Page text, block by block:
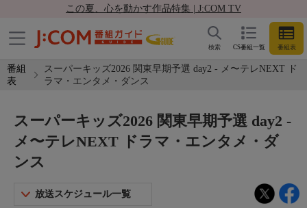
この夏、心を動かす作品特集 | J:COM TV
CS番組一覧 番組表
検索
番組
表
スーパーキッズ2026 関東早期予選 day2 - メ〜テレNEXT ド
ラマ・エンタメ・ダンス
スーパーキッズ2026 関東早期予選 day2 -
メ〜テレNEXT ドラマ・エンタメ・ダ
ンス
放送スケジュール一覧